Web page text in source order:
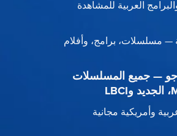
العربية للمشاهدة
— مسلسلات، برامج، وأفلام
— جميع المسلسلات